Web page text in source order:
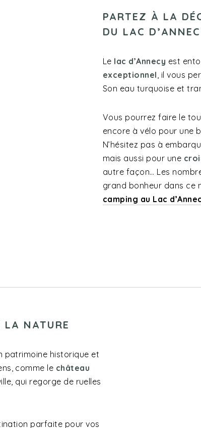
PARTEZ À LA
DU LAC
Le lac d’Annecy est
exceptionnel , il vous
Son eau turquoise et
Vous pourrez faire le
encore à vélo pour une
N’hésitez pas à
mais aussi pour une
autre façon… Les
grand bonheur dans ce
camping au Lac
LA NATURE
patrimoine historique et
comme le château
qui regorge de ruelles
parfaite pour vos